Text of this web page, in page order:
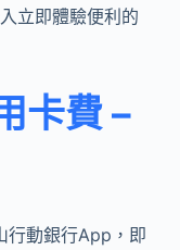
立即體驗便利的
卡費 –
行動銀行App，即